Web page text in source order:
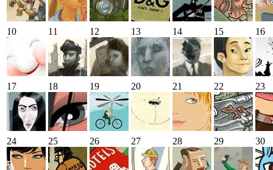
10 11 12 13 14 15 16
17 18 19 20 21 22 23
24 25 26 27 28 29 30